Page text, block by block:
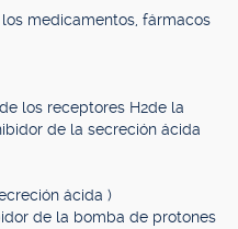
medicamentos, fármacos
los receptores H2de la
de la secreción ácida
ácida )
de la bomba de protones